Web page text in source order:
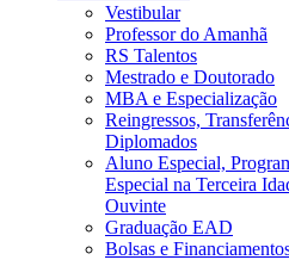
Vestibular
Professor do Amanhã
RS Talentos
Mestrado e Doutorado
MBA e Especialização
Reingressos,
Diplomados
Aluno Especial,
Especial na Terceira
Ouvinte
Graduação EAD
Bolsas e